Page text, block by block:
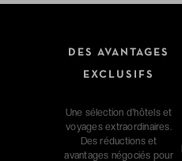
DES AVANTAGES
EXCLUSIFS
Une sélection d'hôtels et
voyages extraordinaires.
Des réductions et
avantages négociés pour